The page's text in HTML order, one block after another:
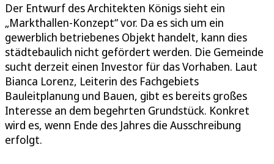
Der Entwurf des Architekten Königs sieht ein
„Markthallen-Konzept“ vor. Da es sich um ein
gewerblich betriebenes Objekt handelt, kann dies
städtebaulich nicht gefördert werden. Die Gemeinde
sucht derzeit einen Investor für das Vorhaben. Laut
Bianca Lorenz, Leiterin des Fachgebiets
Bauleitplanung und Bauen, gibt es bereits großes
Interesse an dem begehrten Grundstück. Konkret
wird es, wenn Ende des Jahres die Ausschreibung
erfolgt.